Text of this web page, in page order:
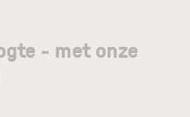
- met onze